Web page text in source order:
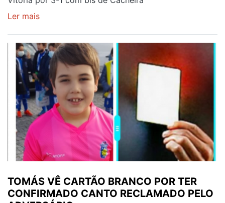
Ler mais
BATE
OLIVEIRA
DO
DOURO
NO
DÉRBI
GAIENSE
TOMÁS VÊ CARTÃO BRANCO POR TER
CONFIRMADO CANTO RECLAMADO PELO